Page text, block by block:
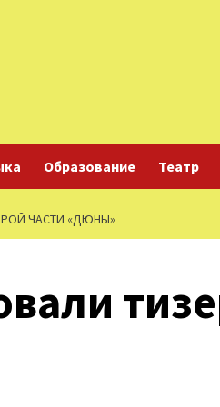
Образование Театр
ЧАСТИ «ДЮНЫ»